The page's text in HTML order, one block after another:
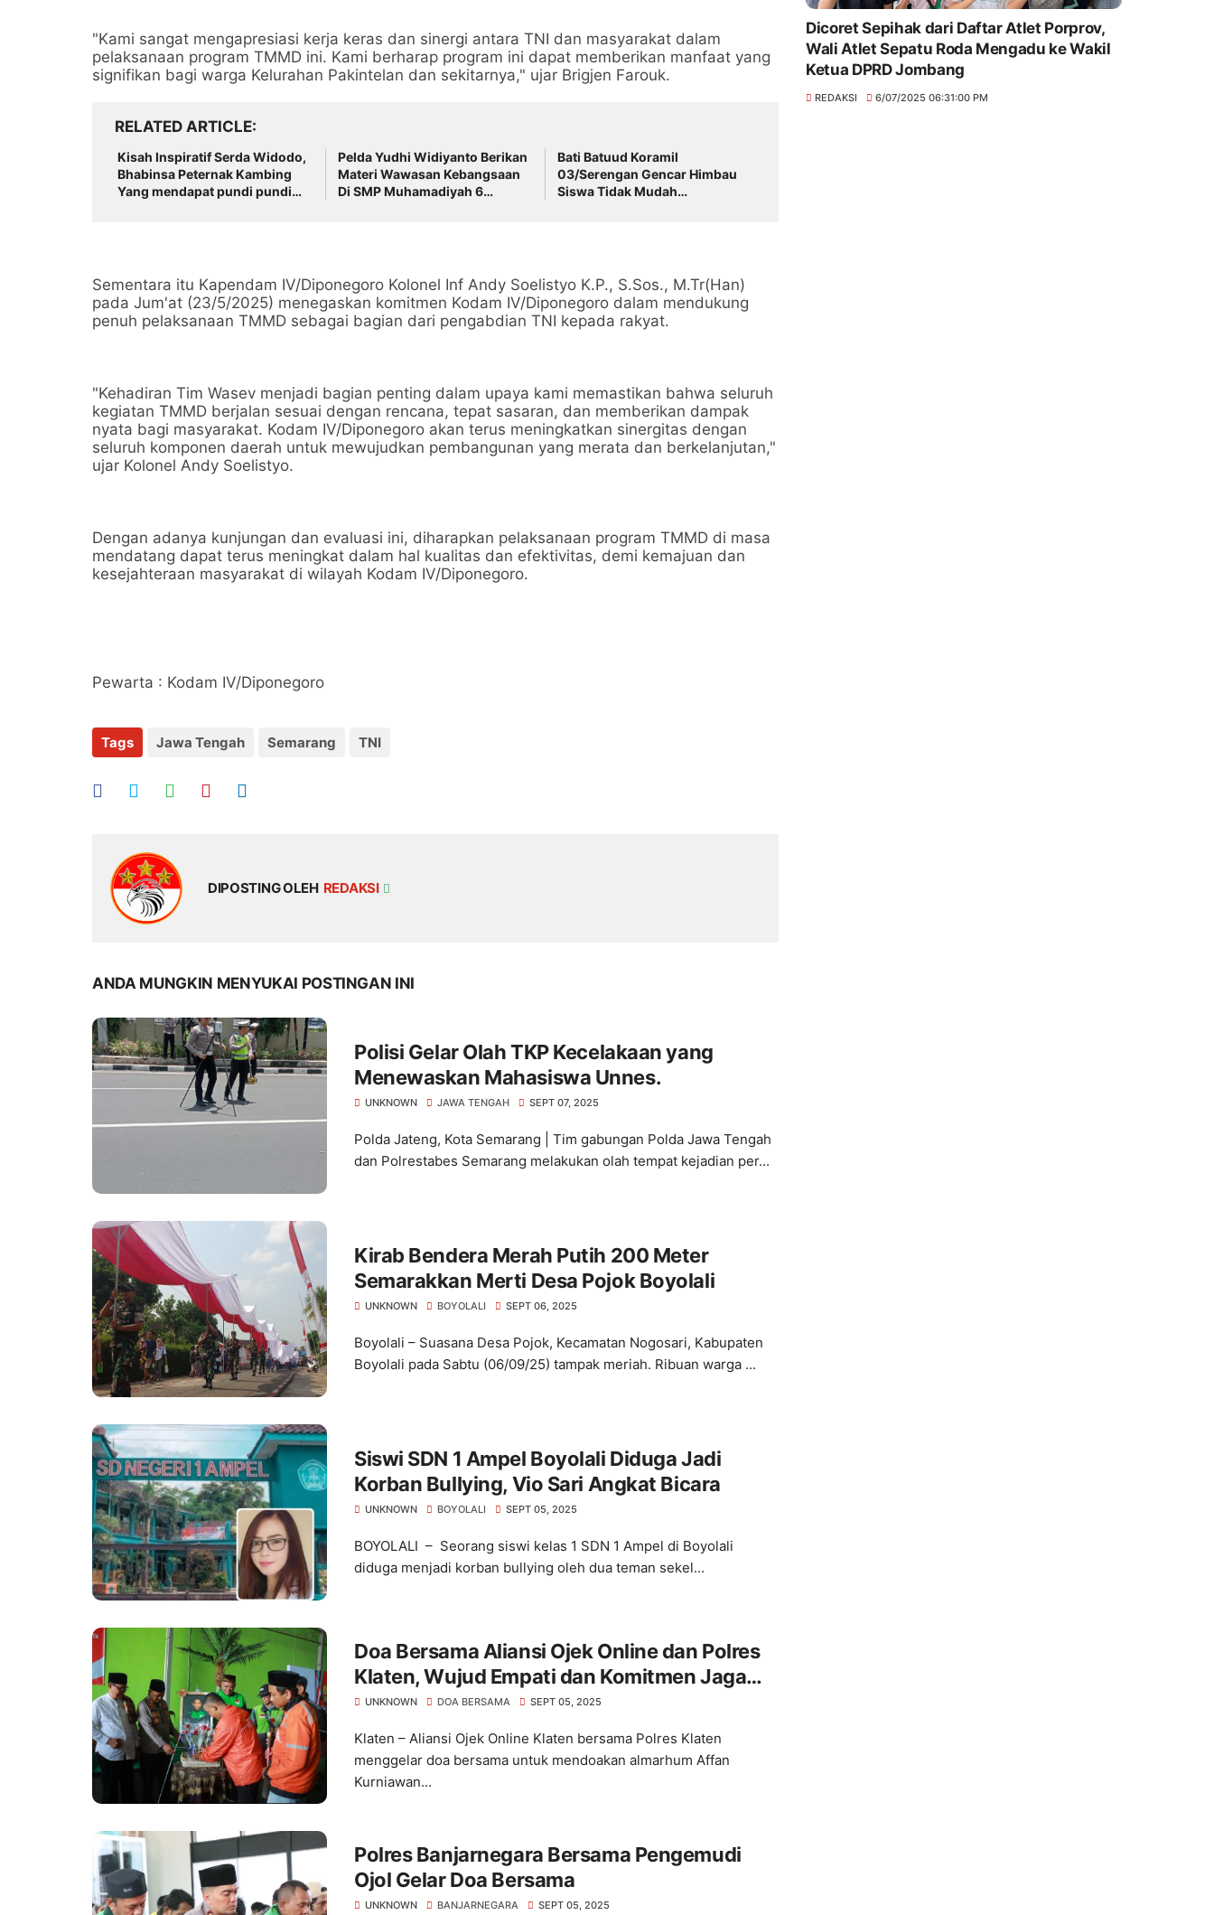
"Kami sangat mengapresiasi kerja keras dan sinergi antara TNI dan masyarakat dalam
pelaksanaan program TMMD ini. Kami berharap program ini dapat memberikan manfaat yang
signifikan bagi warga Kelurahan Pakintelan dan sekitarnya," ujar Brigjen Farouk.
RELATED ARTICLE
Kisah Inspiratif Serda Widodo,
Bhabinsa Peternak Kambing
Yang mendapat pundi pundi
Pelda Yudhi Widiyanto Berikan
Materi Wawasan Kebangsaan
Di SMP Muhamadiyah 6
Bati Batuud Koramil
03/Serengan Gencar Himbau
Siswa Tidak Mudah
Sementara itu Kapendam IV/Diponegoro Kolonel Inf Andy Soelistyo K.P., S.Sos., M.Tr(Han)
pada Jum'at (23/5/2025) menegaskan komitmen Kodam IV/Diponegoro dalam mendukung
penuh pelaksanaan TMMD sebagai bagian dari pengabdian TNI kepada rakyat.
"Kehadiran Tim Wasev menjadi bagian penting dalam upaya kami memastikan bahwa seluruh
kegiatan TMMD berjalan sesuai dengan rencana, tepat sasaran, dan memberikan dampak
nyata bagi masyarakat. Kodam IV/Diponegoro akan terus meningkatkan sinergitas dengan
seluruh komponen daerah untuk mewujudkan pembangunan yang merata dan berkelanjutan,"
ujar Kolonel Andy Soelistyo.
Dengan adanya kunjungan dan evaluasi ini, diharapkan pelaksanaan program TMMD di masa
mendatang dapat terus meningkat dalam hal kualitas dan efektivitas, demi kemajuan dan
kesejahteraan masyarakat di wilayah Kodam IV/Diponegoro.
Pewarta : Kodam IV/Diponegoro
Tags Jawa Tengah Semarang TNI
DIPOSTING OLEH REDAKSI
ANDA MUNGKIN MENYUKAI POSTINGAN INI
Polisi Gelar Olah TKP Kecelakaan yang
Menewaskan Mahasiswa Unnes.
UNKNOWN JAWA TENGAH SEPT 07, 2025
Polda Jateng, Kota Semarang | Tim gabungan Polda Jawa Tengah
dan Polrestabes Semarang melakukan olah tempat kejadian per...
Kirab Bendera Merah Putih 200 Meter
Semarakkan Merti Desa Pojok Boyolali
UNKNOWN BOYOLALI SEPT 06, 2025
Boyolali – Suasana Desa Pojok, Kecamatan Nogosari, Kabupaten
Boyolali pada Sabtu (06/09/25) tampak meriah. Ribuan warga ...
Siswi SDN 1 Ampel Boyolali Diduga Jadi
Korban Bullying, Vio Sari Angkat Bicara
UNKNOWN BOYOLALI SEPT 05, 2025
BOYOLALI – Seorang siswi kelas 1 SDN 1 Ampel di Boyolali
diduga menjadi korban bullying oleh dua teman sekel...
Doa Bersama Aliansi Ojek Online dan Polres
Klaten, Wujud Empati dan Komitmen Jaga
Kondusivitas
UNKNOWN DOA BERSAMA SEPT 05, 2025
Klaten – Aliansi Ojek Online Klaten bersama Polres Klaten
menggelar doa bersama untuk mendoakan almarhum Affan
Kurniawan...
Polres Banjarnegara Bersama Pengemudi
Ojol Gelar Doa Bersama
UNKNOWN BANJARNEGARA SEPT 05, 2025
Dicoret Sepihak dari Daftar Atlet Porprov,
Wali Atlet Sepatu Roda Mengadu ke Wakil
Ketua DPRD Jombang
REDAKSI 6/07/2025 06:31:00 PM